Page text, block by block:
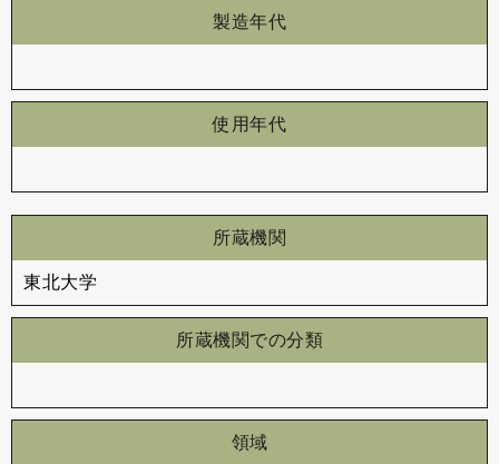
製造年代
使用年代
所蔵機関
東北大学
所蔵機関での分類
領域